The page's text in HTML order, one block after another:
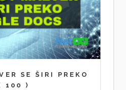
SE ŠIRI PREKO
100 )